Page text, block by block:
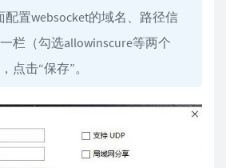
配置websocket的域名、路径信
栏（勾选allowinscure等两个
点击“保存”。